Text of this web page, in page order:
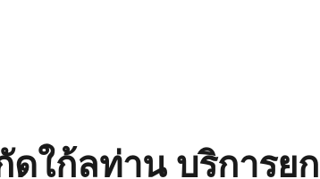
ดใก้ลท่าน บริการย